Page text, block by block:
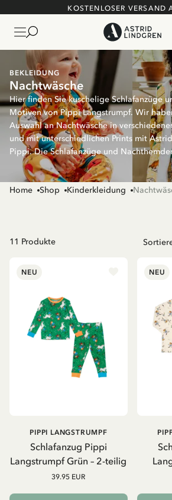
KOSTENLOSER VERSAND
BEKLEIDUNG
Nachtwäsche
Hier finden Sie kuschelige Schlafanzüge
Motiven von Pippi Langstrumpf. Wir
Auswahl an Nachtwäsche in
und mit unterschiedlichen Prints mit
Pippi. Die Schlafanzüge und
genauso bequem wie auf der Pyjama-
Geschwister im Partnerlook mit schönen
Home
Shop Kinderkleidung
11 Produkte
NEU
Schlafanzug Pippi
Langstrumpf Grün – 2-teilig
PIPPI LANGSTRUMPF
39.95 EUR
NEU